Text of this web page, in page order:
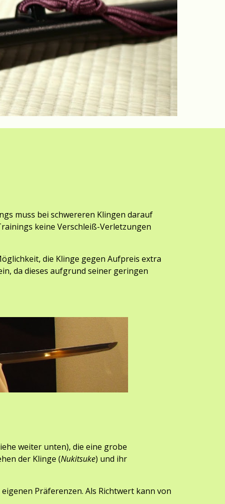
muss bei schwereren Klingen darauf
keine Verschleiß-Verletzungen
die Klinge gegen Aufpreis extra
da dieses aufgrund seiner geringen
e weiter unten), die eine grobe
der Klinge (Nukitsuke) und ihr
Präferenzen. Als Richtwert kann von